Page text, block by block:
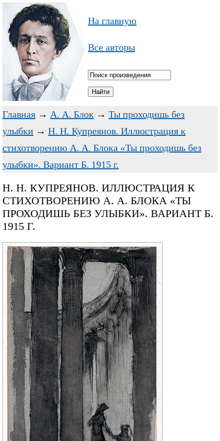
На главную
Все авторы
Главная → А. А. Блок → Ты проходишь без
улыбки → Н. Н. Купреянов. Иллюстрация к
стихотворению А. А. Блока «Ты проходишь без
улыбки». Вариант Б. 1915 г.
Н. Н. КУПРЕЯНОВ. ИЛЛЮСТРАЦИЯ К
СТИХОТВОРЕНИЮ А. А. БЛОКА «ТЫ
ПРОХОДИШЬ БЕЗ УЛЫБКИ». ВАРИАНТ Б.
1915 Г.